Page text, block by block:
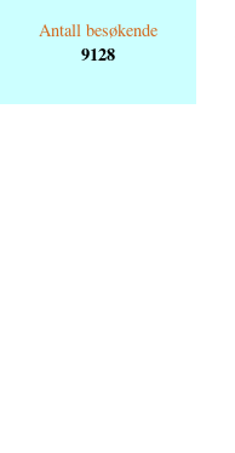
Antall besøkende
9128